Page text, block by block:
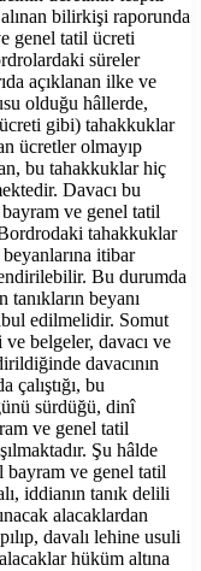
bilirkişi raporunda
genel tatil ücreti
süreler
açıklanan ilke ve
olduğu hâllerde,
gibi) tahakkuklar
ücretler olmayıp
bu tahakkuklar hiç
Davacı bu
ve genel tatil
tahakkuklar
itibar
Bu durumda
tanıkların beyanı
edilmelidir. Somut
belgeler, davacı ve
davacının
çalıştığı, bu
sürdüğü, dinî
ve genel tatil
Şu hâlde
bayram ve genel tatil
iddianın tanık delili
alacaklardan
davalı lehine usuli
hüküm altına